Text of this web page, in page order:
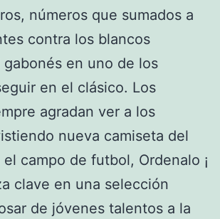
números que sumados a
contra los blancos
en uno de los
en el clásico. Los
agradan ver a los
nueva camiseta del
campo de futbol, Ordenalo ¡
clave en una selección
de jóvenes talentos a la